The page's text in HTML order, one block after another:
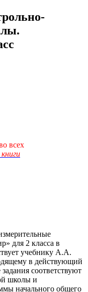
всех
для 2 класса в
учебнику А.А.
в действующий
соответствуют
школы и
начального общего